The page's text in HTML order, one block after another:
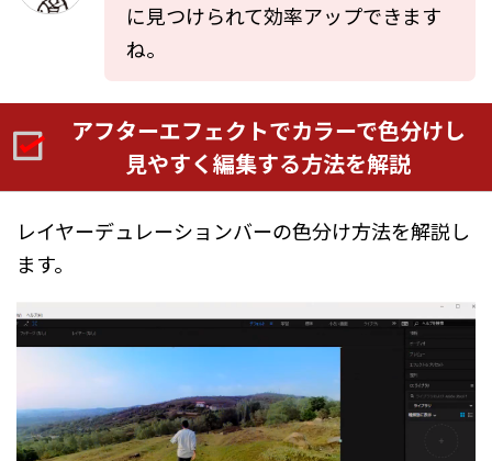
に見つけられて効率アップできます
ね。
アフターエフェクトでカラーで色分けし
見やすく編集する方法を解説
レイヤーデュレーションバーの色分け方法を解説し
ます。